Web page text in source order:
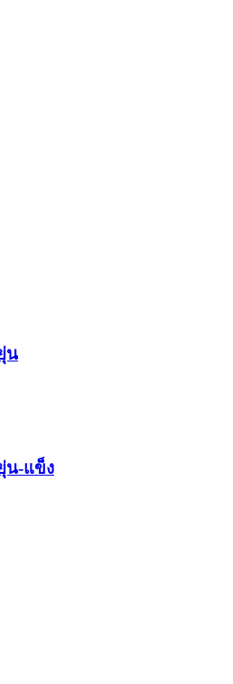
น
น-แข็ง